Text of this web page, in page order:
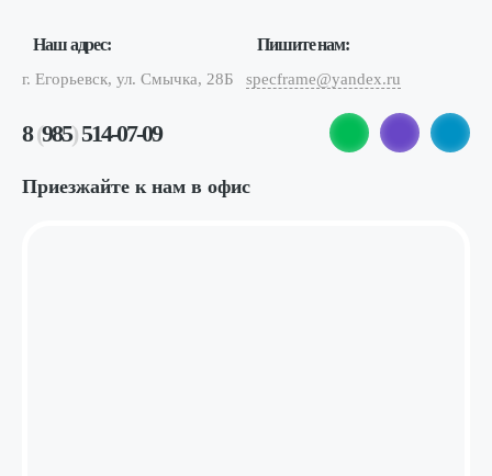
Наш адрес:
г. Егорьевск, ул. Смычка, 28Б
Пишите нам:
specframe@yandex.ru
8(985)514-07-09
Приезжайте к нам в офис